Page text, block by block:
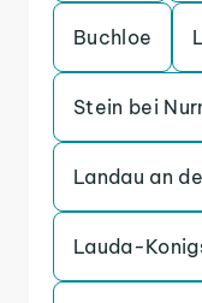
Buchloe
Stein bei
Landau an
Lauda-